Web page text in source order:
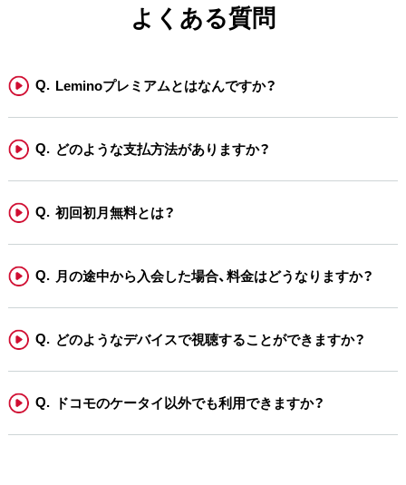
よくある質問
Leminoプレミアムとはなんですか？
どのような支払方法がありますか？
初回初月無料とは？
月の途中から入会した場合、料金はどうなりますか？
どのようなデバイスで視聴することができますか？
ドコモのケータイ以外でも利用できますか？